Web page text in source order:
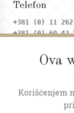
Ova
Korišćenjem
Telefon
+381 (0) 11
+381 (0) 69 42
Adresa
Dositejeva 9,
Radno vreme